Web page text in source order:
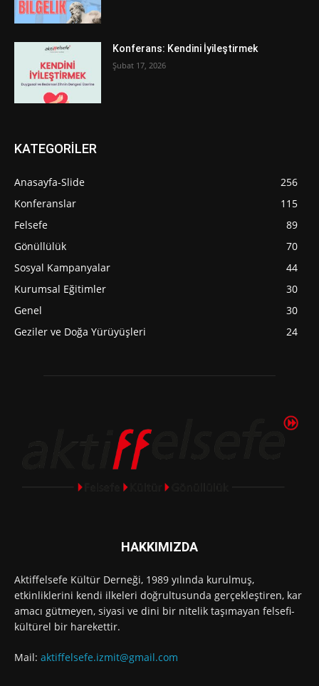
Konferans: Kendini İyileştirmek
Şubat 17, 2026
KATEGORİLER
Anasayfa-Slide
256
Konferanslar
115
Felsefe
89
Gönüllülük
70
Sosyal Kampanyalar
44
Kurumsal Eğitimler
30
Genel
30
Geziler ve Doğa Yürüyüşleri
24
HAKKIMIZDA
Aktiffelsefe Kültür Derneği, 1989 yılında kurulmuş,
etkinliklerini kendi ilkeleri doğrultusunda gerçekleştiren, kar
amacı gütmeyen, siyasi ve dini bir nitelik taşımayan felsefi-
kültürel bir harekettir.
Mail: aktiffelsefe.izmit@gmail.com